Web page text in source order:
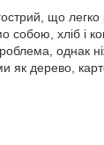
що легко
собою, хліб і
однак
як дерево,